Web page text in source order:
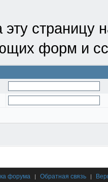
форм и
форума | Обратная связь |